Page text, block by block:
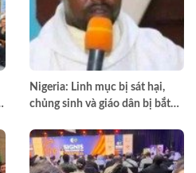
Nigeria: Linh mục bị sát hại,
chủng sinh và giáo dân bị bắt